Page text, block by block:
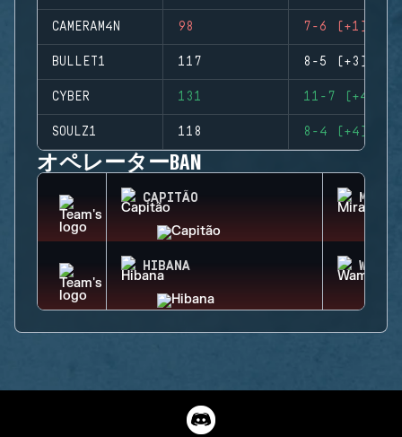
CAMERAM4N 98 7-6 (+1)
BULLET1 117 8-5 (+3)
CYBER 131 11-7 (+4)
SOULZ1 118 8-4 (+4)
オペレーターBAN
CAPITÃO MIRA
HIBANA WAMAI